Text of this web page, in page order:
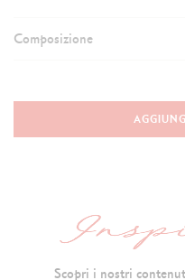
Composizione
Body and cap made of brass,
Scopri i nostri